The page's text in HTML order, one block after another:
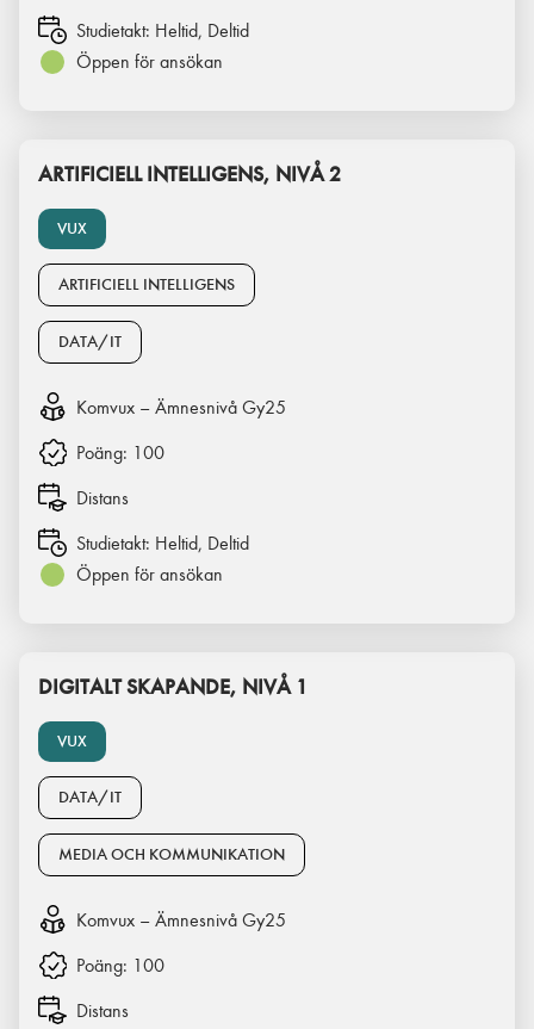
Studietakt: Heltid, Deltid
Öppen för ansökan
VUX
ARTIFICIELL INTELLIGENS, NIVÅ 2
ARTIFICIELL INTELLIGENS
DATA/IT
Komvux – Ämnesnivå Gy25
Poäng: 100
Distans
Studietakt: Heltid, Deltid
Öppen för ansökan
VUX
DIGITALT SKAPANDE, NIVÅ 1
DATA/IT
MEDIA OCH KOMMUNIKATION
Komvux – Ämnesnivå Gy25
Poäng: 100
Distans